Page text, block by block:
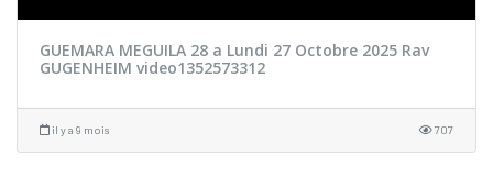
GUEMARA MEGUILA 28 a Lundi 27 Octobre 2025 Rav
GUGENHEIM video1352573312
il y a 9 mois 707